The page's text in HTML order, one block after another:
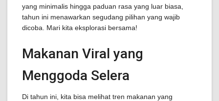
yang minimalis hingga paduan rasa yang luar biasa,
tahun ini menawarkan segudang pilihan yang wajib
dicoba. Mari kita eksplorasi bersama!
Makanan Viral yang
Menggoda Selera
Di tahun ini, kita bisa melihat tren makanan yang